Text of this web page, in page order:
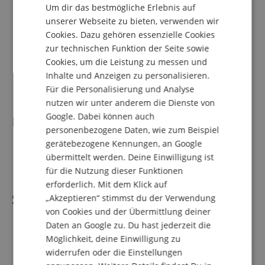
Bohrung: 3,8 mm
Randdurchmesser: 27,2 mm
Kesseldurchmesser: 16,8 mm
Kesselform: Ultraflach
Rückbohrung: A2
Schaftgröße: 9,8 mm
Versilbert
Lieferumfang
1 x Klier Piccolotrompetenmundstück "Exclusive"
TRP5HPFT Franz Tröster
Spezifikation
Artikelnummer 00073134
Instrument Piccolotrompete
FRENCH
SPANISH
Um dir das bestmögliche Erlebnis auf
unserer Webseite zu bieten, verwenden wir
Cookies. Dazu gehören essenzielle Cookies
zur technischen Funktion der Seite sowie
Cookies, um die Leistung zu messen und
Inhalte und Anzeigen zu personalisieren.
Für die Personalisierung und Analyse
nutzen wir unter anderem die Dienste von
Google. Dabei können auch
personenbezogene Daten, wie zum Beispiel
gerätebezogene Kennungen, an Google
übermittelt werden. Deine Einwilligung ist
für die Nutzung dieser Funktionen
erforderlich. Mit dem Klick auf
„Akzeptieren“ stimmst du der Verwendung
von Cookies und der Übermittlung deiner
Daten an Google zu. Du hast jederzeit die
Möglichkeit, deine Einwilligung zu
widerrufen oder die Einstellungen